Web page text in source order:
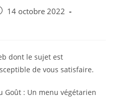
14 octobre 2022
dont le sujet est
de vous satisfaire.
Goût : Un menu végétarien